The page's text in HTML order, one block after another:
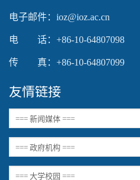
电子邮件：ioz@ioz.ac.cn
电 话：+86-10-64807098
传 真：+86-10-64807099
友情链接